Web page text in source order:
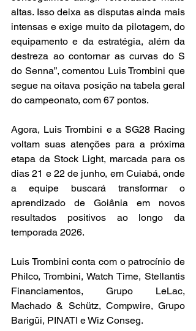
altas. Isso deixa as disputas ainda mais
intensas e exige muito da pilotagem, do
equipamento e da estratégia, além da
destreza ao contornar as curvas do S
do Senna”, comentou Luis Trombini que
segue na oitava posição na tabela geral
do campeonato, com 67 pontos.
Agora, Luis Trombini e a SG28 Racing
voltam suas atenções para a próxima
etapa da Stock Light, marcada para os
dias 21 e 22 de junho, em Cuiabá, onde
a equipe buscará transformar o
aprendizado de Goiânia em novos
resultados positivos ao longo da
temporada 2026.
Luis Trombini conta com o patrocínio de
Philco, Trombini, Watch Time, Stellantis
Financiamentos, Grupo LeLac,
Machado & Schütz, Compwire, Grupo
Barigüi, PINATI e Wiz Conseg.